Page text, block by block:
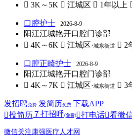
 3K～5K  江城区  1年以上
口腔护士 2026-8-9
阳江江城艳开口腔门诊部
 4K～6K  江城区·城东街道  2
口腔正畸护士 2026-8-9
阳江江城艳开口腔门诊部
 4K～7K  江城区·城东街道  3
发招聘免费 发简历免费 下载APP
投简历 ７ 打招呼(免费) 打电话看微
微信关注康强医疗人才网